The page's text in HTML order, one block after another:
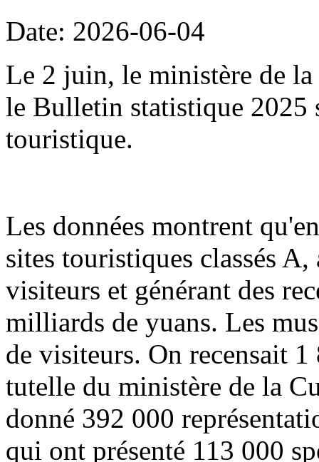
Date: 2026-06-04
Le 2 juin, le ministère de
le Bulletin statistique 2025
touristique.
Les données montrent
sites touristiques classés
visiteurs et générant des
milliards de yuans. Les
de visiteurs. On recensait
tutelle du ministère de la
donné 392 000
qui ont présenté 113 000